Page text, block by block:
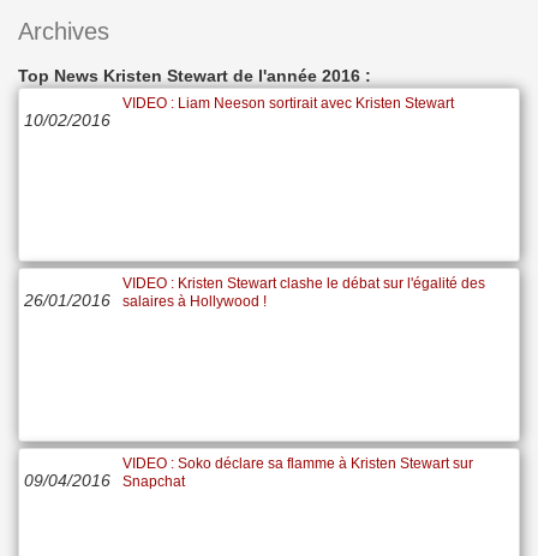
Archives
Top News Kristen Stewart de l'année 2016 :
10/02/2016
VIDEO : Liam Neeson sortirait avec Kristen Stewart
26/01/2016
VIDEO : Kristen Stewart clashe le débat sur l'égalité des
salaires à Hollywood !
09/04/2016
VIDEO : Soko déclare sa flamme à Kristen Stewart sur
Snapchat